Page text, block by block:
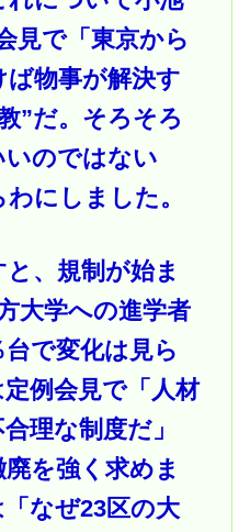
見で「東京から
物事が解決す
”だ。そろそろ
のではない
にしました。
、規制が始ま
大学への進学者
で変化は見ら
例会見で「人材
理な制度だ」
を強く求めま
なぜ23区の大